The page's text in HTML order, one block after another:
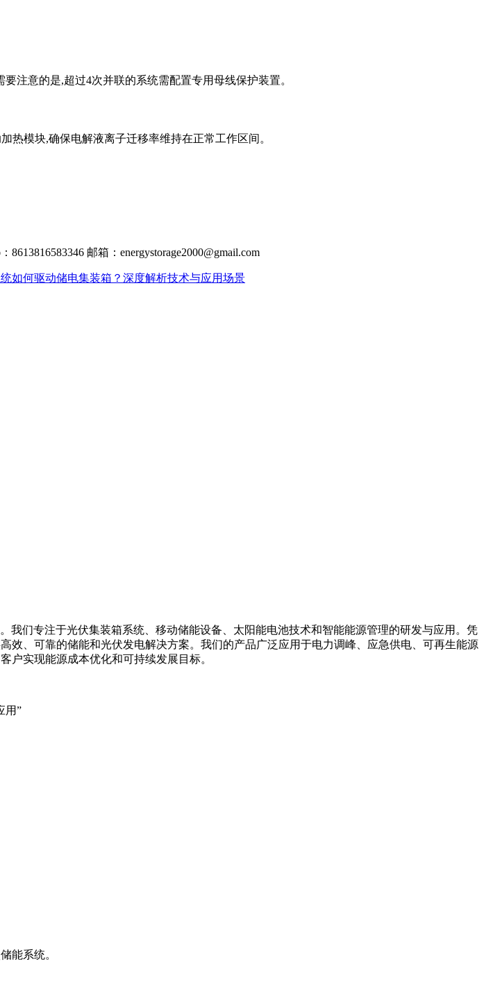
注意的是,超过4次并联的系统需配置专用母线保护装置。
模块,确保电解液离子迁移率维持在正常工作区间。
邮箱： energystorage2000@gmail.com
如何驱动储电集装箱？深度解析技术与应用场景
我们专注于光伏集装箱系统、移动储能设备、太阳能电池技术和智能能源管理的研发与应用。凭
、可靠的储能和光伏发电解决方案。我们的产品广泛应用于电力调峰、应急供电、可再生能源
户实现能源成本优化和可持续发展目标。
”